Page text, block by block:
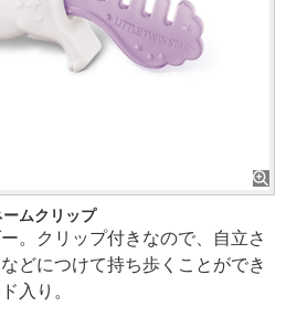
ムクリップ
。クリップ付きなので、自立さ
どにつけて持ち歩くことができ
入り。